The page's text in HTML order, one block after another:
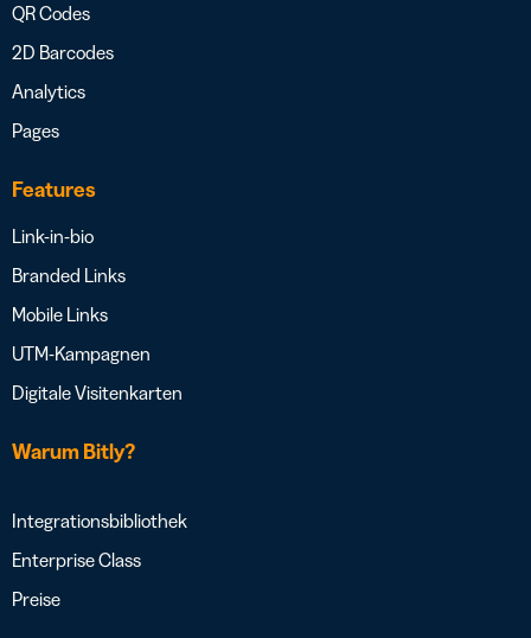
QR Codes
2D Barcodes
Analytics
Pages
Features
Link-in-bio
Branded Links
Mobile Links
UTM-Kampagnen
Digitale Visitenkarten
Warum Bitly?
Integrationsbibliothek
Enterprise Class
Preise